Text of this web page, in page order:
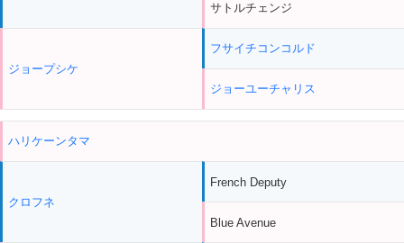
ジョープシケ
サトルチェンジ
フサイチコンコルド
ジョーユーチャリス
ハリケーンタマ
クロフネ
French Deputy
Blue Avenue